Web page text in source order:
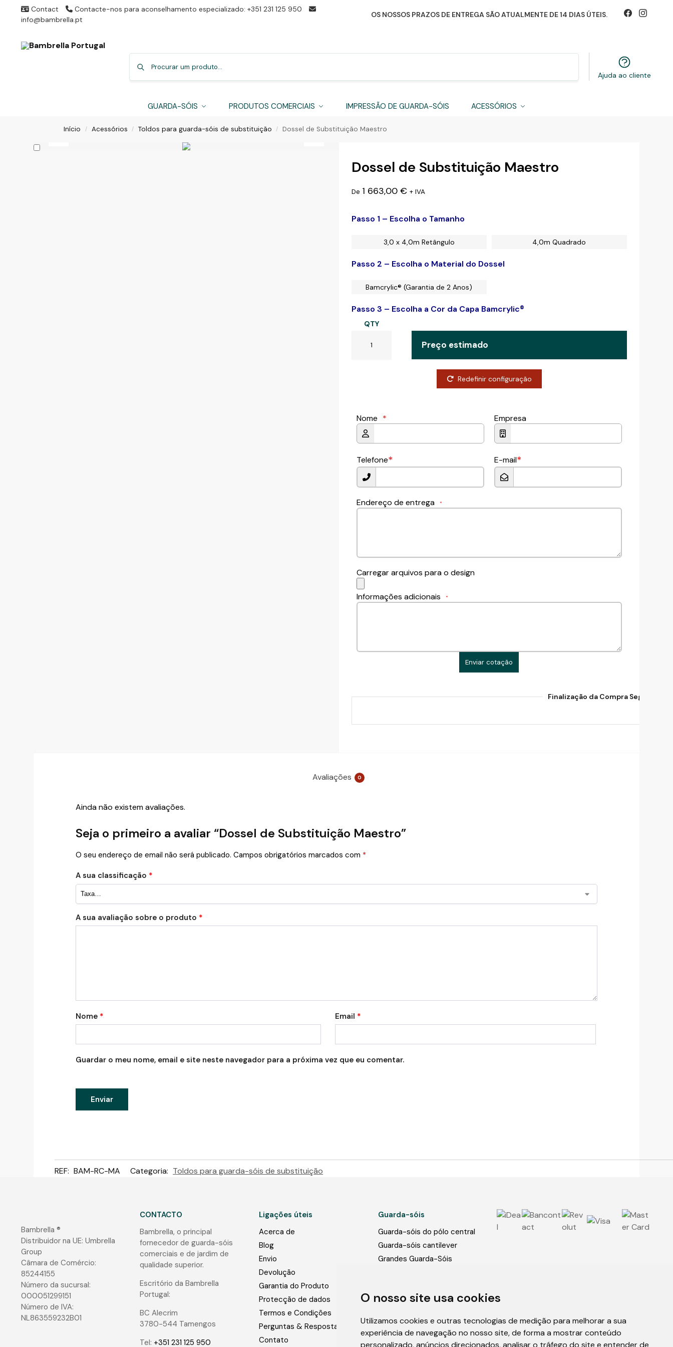
O nosso site usa cookies
Utilizamos cookies e outras tecnologias de medição para melhorar a sua
experiência de navegação no nosso site, de forma a mostrar conteúdo
personalizado, anúncios direcionados, analisar o tráfego do site e entender de
Contact
Contacte-nos para aconselhamento especializado: +351 231 125 950
info@bambrella.pt
OS NOSSOS PRAZOS DE ENTREGA SÃO ATUALMENTE DE 14 DIAS ÚTEIS.
Ajuda ao cliente
GUARDA-SÓIS PRODUTOS COMERCIAIS IMPRESSÃO DE GUARDA-SÓIS ACESSÓRIOS
Início / Acessórios / Toldos para guarda-sóis de substituição / Dossel de Substituição Maestro
Dossel de Substituição Maestro
De 1 663,00 € + IVA
Passo 1 – Escolha o Tamanho
3,0 x 4,0m Retângulo 4,0m Quadrado
Passo 2 – Escolha o Material do Dossel
Bamcrylic® (Garantia de 2 Anos)
Passo 3 – Escolha a Cor da Capa Bamcrylic®
QTY
Preço estimado
Redefinir configuração
Nome * Empresa
Telefone* E-mail*
Endereço de entrega *
Carregar arquivos para o design
Informações adicionais *
Enviar cotação
Finalização da Compra Segura
Avaliações 0
Ainda não existem avaliações.
Seja o primeiro a avaliar “Dossel de Substituição Maestro”
O seu endereço de email não será publicado. Campos obrigatórios marcados com *
A sua classificação *
A sua avaliação sobre o produto *
Nome * Email *
Guardar o meu nome, email e site neste navegador para a próxima vez que eu comentar.
REF: BAM-RC-MA Categoria: Toldos para guarda-sóis de substituição
Bambrella ®
Distribuidor na UE: Umbrella
Group
Câmara de Comércio:
85244155
Número da sucursal:
000051299151
Número de IVA:
NL863559232B01
CONTACTO
Bambrella, o principal
fornecedor de guarda-sóis
comerciais e de jardim de
qualidade superior.
Escritório da Bambrella
Portugal:
BC Alecrim
3780-544 Tamengos
Tel:+351 231 125 950
Ligações úteis
Acerca de
Blog
Envio
Devolução
Garantia do Produto
Protecção de dados
Termos e Condições
Perguntas & Respostas
Contato
Guarda-sóis
Guarda-sóis do pólo central
Guarda-sóis cantilever
Grandes Guarda-Sóis
Luzes para guarda-sóis